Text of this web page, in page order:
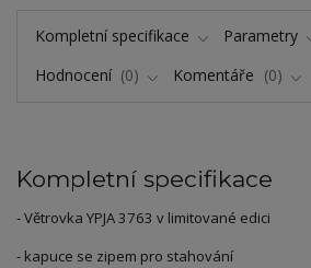
Kompletní specifikace
Parametry
Hodnocení
0 Komentáře 0
Kompletní specifikace
- Větrovka YPJA 3763 v limitované edici
- kapuce se zipem pro stahování